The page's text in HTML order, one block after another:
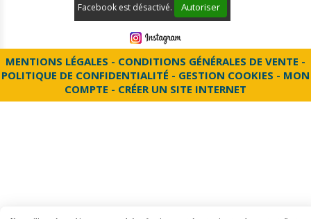
Facebook est désactivé. Autoriser
MENTIONS LÉGALES
CONDITIONS GÉNÉRALES DE VENTE
POLITIQUE DE CONFIDENTIALITÉ
GESTION COOKIES
MON
COMPTE
CRÉER UN SITE INTERNET